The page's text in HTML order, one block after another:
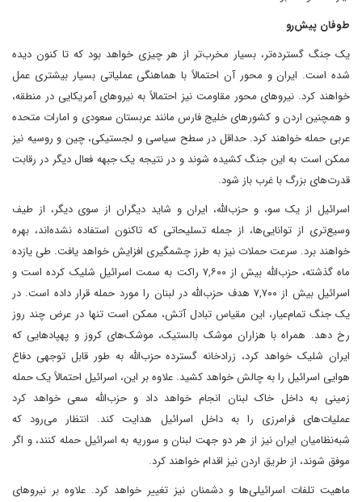
طوفان پیش‌رو
یک جنگ گسترده‌تر، بسیار مخرب‌تر از هر چیزی خواهد بود که تا کنون دیده
شده است. ایران و محور آن احتمالاً با هماهنگی عملیاتی بسیار بیشتری عمل
خواهند کرد. نیروهای محور مقاومت نیز احتمالاً به نیروهای آمریکایی در منطقه،
و همچنین اردن و کشورهای خلیج فارس مانند عربستان سعودی و امارات متحده
عربی حمله خواهند کرد. حداقل در سطح سیاسی و لجستیکی، چین و روسیه نیز
ممکن است به این جنگ کشیده شوند و در نتیجه یک جبهه فعال دیگر در رقابت
قدرت‌های بزرگ با غرب باز شود.
اسرائیل از یک سو، و حزب‌الله، ایران و شاید دیگران از سوی دیگر، از طیف
وسیع‌تری از توانایی‌ها، از جمله تسلیحاتی که تاکنون استفاده نشده‌اند، بهره
خواهند برد. سرعت حملات نیز به طرز چشمگیری افزایش خواهد یافت. طی یازده
ماه گذشته، حزب‌الله بیش از ۷,۶۰۰ راکت به سمت اسرائیل شلیک کرده است و
اسرائیل بیش از ۷,۷۰۰ هدف حزب‌الله در لبنان را مورد حمله قرار داده است. در
یک جنگ تمام‌عیار، این مقیاس تبادل آتش، ممکن است تنها در عرض چند روز
رخ دهد. همراه با هزاران موشک بالستیک، موشک‌های کروز و پهپادهایی که
ایران شلیک خواهد کرد، زرادخانه گسترده حزب‌الله به طور قابل توجهی دفاع
هوایی اسرائیل را به چالش خواهد کشید. علاوه بر این، اسرائیل احتمالاً یک حمله
زمینی به داخل خاک لبنان انجام خواهد داد و حزب‌الله سعی خواهد کرد
عملیات‌های فرامرزی را به داخل اسرائیل هدایت کند. انتظار می‌رود که
شبه‌نظامیان ایران نیز از هر دو جهت لبنان و سوریه به اسرائیل حمله کنند، و اگر
موفق شوند، از طریق اردن نیز اقدام خواهند کرد.
ماهیت تلفات اسرائیلی‌ها و دشمنان نیز تغییر خواهد کرد. علاوه بر نیروهای